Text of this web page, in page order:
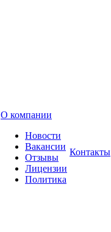
О компании
Новости
Вакансии
Отзывы
Лицензии
Политика
Контакты